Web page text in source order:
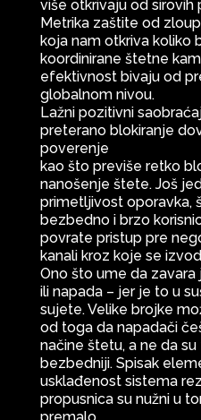
više otkrivaju od sirovih
Metrika zaštite od
koja nam otkriva koliko
koordinirane štetne
efektivnost bivaju od
globalnom nivou.
Lažni pozitivni
preterano blokiranje
poverenje
kao što previše retko
nanošenje štete. Još
primetljivost oporavka,
bezbedno i brzo
povrate pristup pre
kanali kroz koje se
Ono što ume da zavara
ili napada – jer je to u
sujete. Velike brojke
od toga da napadači
načine štetu, a ne da
bezbedniji. Spisak
usklađenost sistema
propusnica su nužni u